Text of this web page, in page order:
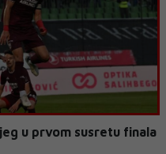
u prvom susretu finala